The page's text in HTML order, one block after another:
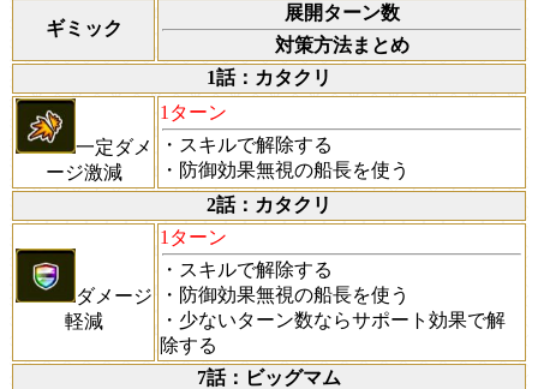
ギミック
展開ターン数
対策方法まとめ
1話：カタクリ
一定ダメ
ージ激減
1ターン
・スキルで解除する
・防御効果無視の船長を使う
2話：カタクリ
ダメージ
軽減
1ターン
・スキルで解除する
・防御効果無視の船長を使う
・少ないターン数ならサポート効果で解
除する
7話：ビッグマム